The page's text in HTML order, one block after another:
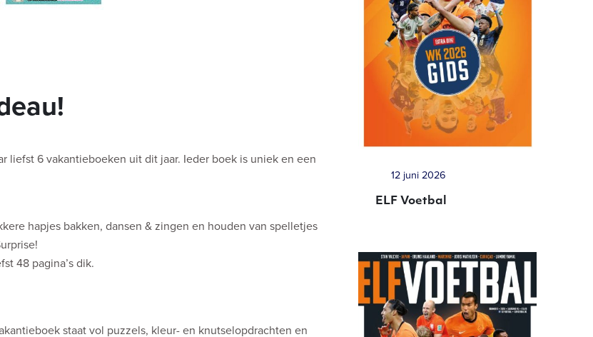
liefst 6 vakantieboeken uit dit jaar. Ieder boek is uniek en een
hapjes bakken, dansen & zingen en houden van spelletjes
48 pagina’s dik.
staat vol puzzels, kleur- en knutselopdrachten en
12 juni 2026
ELF Voetbal